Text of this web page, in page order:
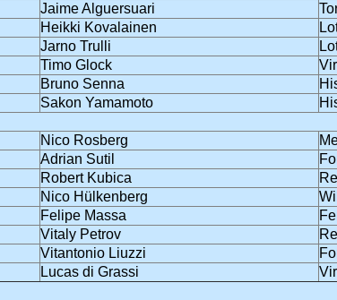
Jaime Alguersuari
Heikki Kovalainen
Jarno Trulli
Timo Glock
Bruno Senna
Sakon Yamamoto
Nico Rosberg
Adrian Sutil
Robert Kubica
Nico Hülkenberg
Felipe Massa
Vitaly Petrov
Vitantonio Liuzzi
Lucas di Grassi